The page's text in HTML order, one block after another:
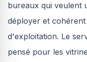
bureaux qui veulent
déployer et
d'exploitation. Le
pensé pour les